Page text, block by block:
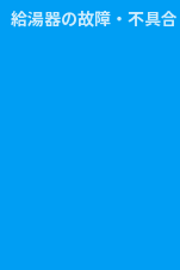
給湯器の故障・不具合